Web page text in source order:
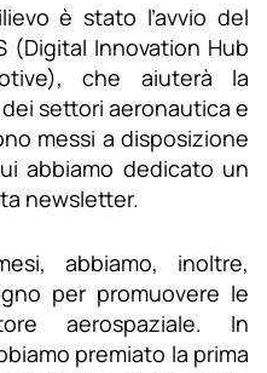
è stato l’avvio del
(Digital Innovation Hub
che aiuterà la
settori aeronautica e
messi a disposizione
abbiamo dedicato un
newsletter.
abbiamo, inoltre,
per promuovere le
aerospaziale. In
premiato la prima